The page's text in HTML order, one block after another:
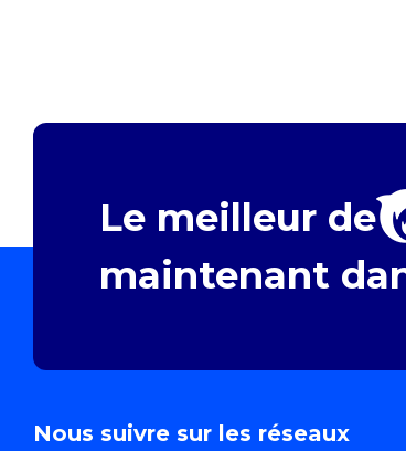
Le meilleur de
maintenant
Nous suivre sur les réseaux